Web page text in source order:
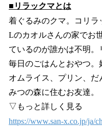
■リラックマとは
着ぐるみのクマ。コリ
Lのカオルさんの家でお
ているのが誰かは不明。
毎日のごはんとおやつ。
オムライス、プリン、
みつの森に住むお友達。
▽もっと詳しく見る
https://www.san-x.co.jp/ja/